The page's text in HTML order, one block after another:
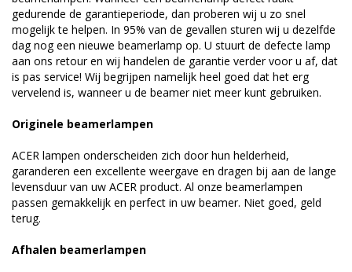
gedurende de garantieperiode, dan proberen wij u zo snel
mogelijk te helpen. In 95% van de gevallen sturen wij u dezelfde
dag nog een nieuwe beamerlamp op. U stuurt de defecte lamp
aan ons retour en wij handelen de garantie verder voor u af, dat
is pas service! Wij begrijpen namelijk heel goed dat het erg
vervelend is, wanneer u de beamer niet meer kunt gebruiken.
Originele beamerlampen
ACER lampen onderscheiden zich door hun helderheid,
garanderen een excellente weergave en dragen bij aan de lange
levensduur van uw ACER product. Al onze beamerlampen
passen gemakkelijk en perfect in uw beamer. Niet goed, geld
terug.
Afhalen beamerlampen